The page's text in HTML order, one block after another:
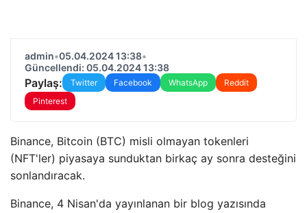
admin•05.04.2024 13:38•
Güncellendi: 05.04.2024 13:38
Paylaş: Twitter Facebook WhatsApp
Reddit
Pinterest
Binance, Bitcoin (BTC) misli olmayan tokenleri
(NFT'ler) piyasaya sunduktan birkaç ay sonra desteğini
sonlandıracak.
Binance, 4 Nisan'da yayınlanan bir blog yazısında